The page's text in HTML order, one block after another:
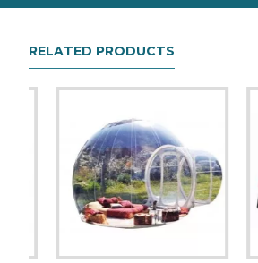
RELATED PRODUCTS